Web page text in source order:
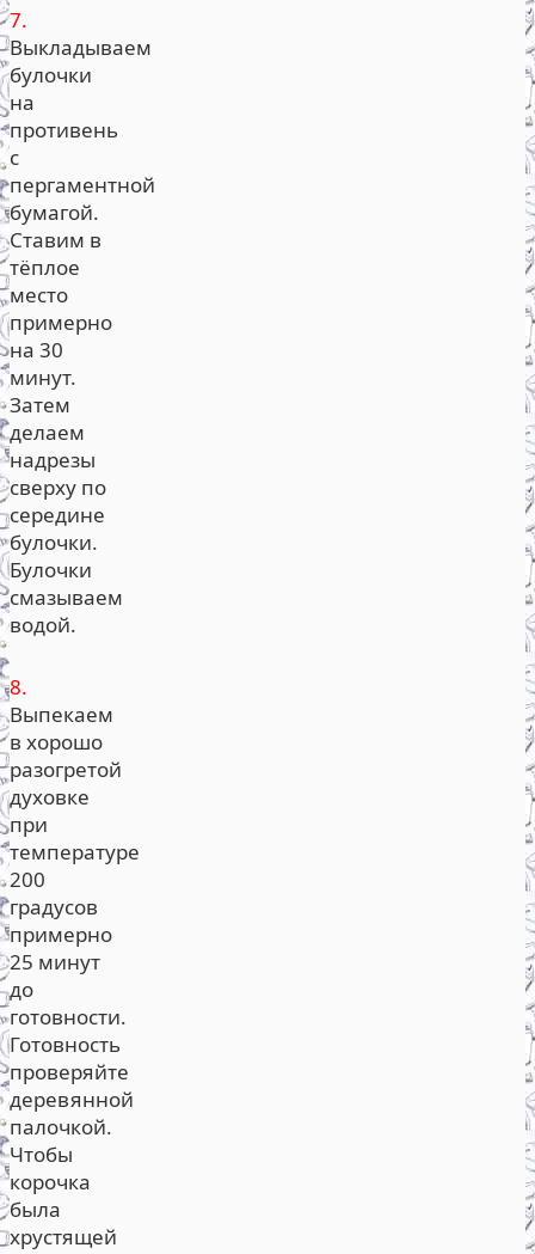
7.
Выкладываем
булочки
на
противень
с
пергаментной
бумагой.
Ставим в
тёплое
место
примерно
на 30
минут.
Затем
делаем
надрезы
сверху по
середине
булочки.
Булочки
смазываем
водой.
8.
Выпекаем
в хорошо
разогретой
духовке
при
температуре
200
градусов
примерно
25 минут
до
готовности.
Готовность
проверяйте
деревянной
палочкой.
Чтобы
корочка
была
хрустящей